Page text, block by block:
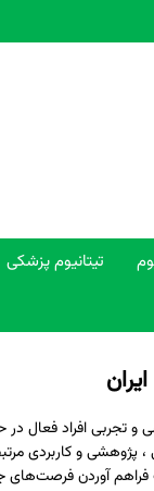
تیتانیوم پزشکی
تجربی افراد فعال در
، پژوهشی و کاربردی
آوردن فرصت‌های